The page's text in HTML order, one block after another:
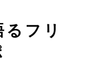
るフリ